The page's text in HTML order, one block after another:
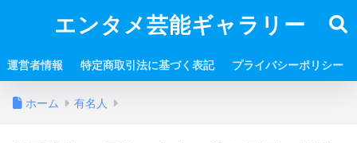
エンタメ芸能ギャラリー
運営者情報 特定商取引法に基づく表記 プライバシーポリシー
ホーム 有名人